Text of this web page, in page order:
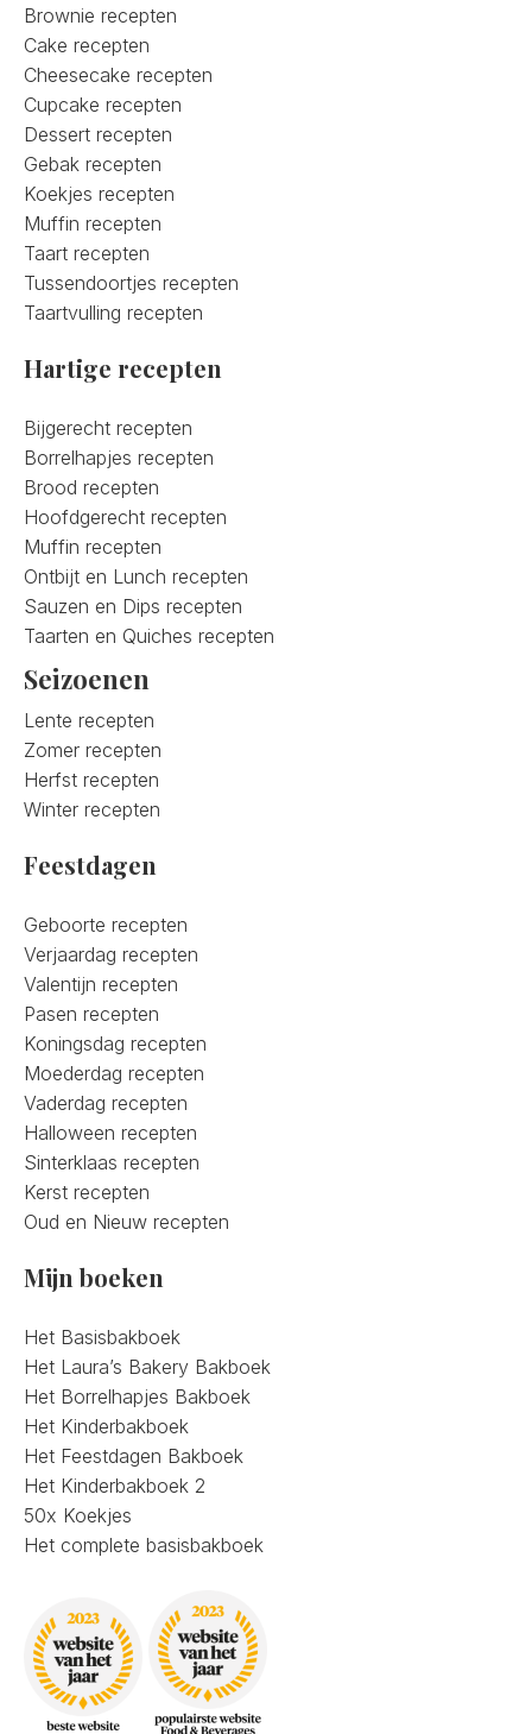
Brownie recepten
Cake recepten
Cheesecake recepten
Cupcake recepten
Dessert recepten
Gebak recepten
Koekjes recepten
Muffin recepten
Taart recepten
Tussendoortjes recepten
Taartvulling recepten
Hartige recepten
Bijgerecht recepten
Borrelhapjes recepten
Brood recepten
Hoofdgerecht recepten
Muffin recepten
Ontbijt en Lunch recepten
Sauzen en Dips recepten
Taarten en Quiches recepten
Seizoenen
Lente recepten
Zomer recepten
Herfst recepten
Winter recepten
Feestdagen
Geboorte recepten
Verjaardag recepten
Valentijn recepten
Pasen recepten
Koningsdag recepten
Moederdag recepten
Vaderdag recepten
Halloween recepten
Sinterklaas recepten
Kerst recepten
Oud en Nieuw recepten
Mijn boeken
Het Basisbakboek
Het Laura’s Bakery Bakboek
Het Borrelhapjes Bakboek
Het Kinderbakboek
Het Feestdagen Bakboek
Het Kinderbakboek 2
50x Koekjes
Het complete basisbakboek